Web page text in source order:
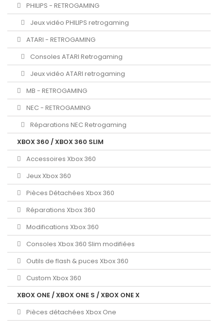
PHILIPS - RETROGAMING
Jeux vidéo PHILIPS retrogaming
ATARI - RETROGAMING
Consoles ATARI Retrogaming
Jeux vidéo ATARI retrogaming
MB - RETROGAMING
NEC - RETROGAMING
Réparations NEC Retrogaming
XBOX 360 / XBOX 360 SLIM
Accessoires Xbox 360
Jeux Xbox 360
Pièces Détachées Xbox 360
Réparations Xbox 360
Modifications Xbox 360
Consoles Xbox 360 Slim modifiées
Outils de flash & puces Xbox 360
Custom Xbox 360
XBOX ONE / XBOX ONE S / XBOX ONE X
Pièces détachées Xbox One